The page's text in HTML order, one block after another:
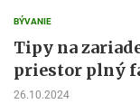
BÝVANIE
Tipy na
priestor plný
26.10.2024